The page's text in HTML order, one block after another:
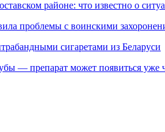
районе: что известно о
проблемы с воинскими
сигаретами из Беларуси
— препарат может появиться уже